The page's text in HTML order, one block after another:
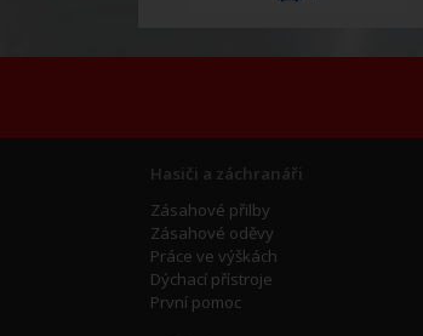
Hasiči a záchranáři
Zásahové přilby
Zásahové oděvy
Práce ve výškách
Dýchací přístroje
První pomoc